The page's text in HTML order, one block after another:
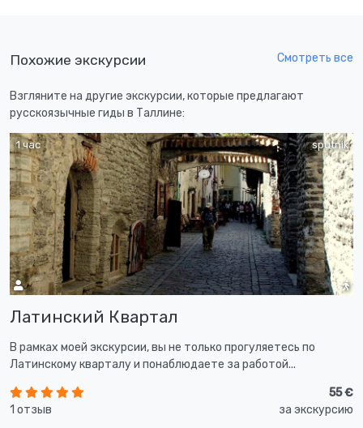
Похожие экскурсии Смотреть все
Взгляните на другие экскурсии, которые предлагают
русскоязычные гиды в Таллине:
sputnik
1 час
Латинский Квартал
В рамках моей экскурсии, вы не только прогуляетесь по
Латинскому кварталу и понаблюдаете за работой...
1 отзыв
55 €
за экскурсию